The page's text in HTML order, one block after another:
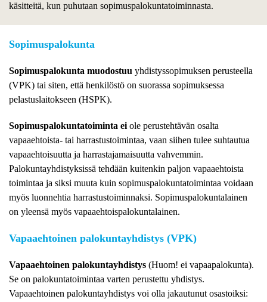
käsitteitä, kun puhutaan sopimuspalokuntatoiminnasta.
Sopimuspalokunta
Sopimuspalokunta muodostuu yhdistyssopimuksen perusteella
(VPK) tai siten, että henkilöstö on suorassa sopimuksessa
pelastuslaitokseen (HSPK).
Sopimuspalokuntatoiminta ei ole perustehtävän osalta
vapaaehtoista- tai harrastustoimintaa, vaan siihen tulee suhtautua
vapaaehtoisuutta ja harrastajamaisuutta vahvemmin.
Palokuntayhdistyksissä tehdään kuitenkin paljon vapaaehtoista
toimintaa ja siksi muuta kuin sopimuspalokuntatoimintaa voidaan
myös luonnehtia harrastustoiminnaksi. Sopimuspalokuntalainen
on yleensä myös vapaaehtoispalokuntalainen.
Vapaaehtoinen palokuntayhdistys (VPK)
Vapaaehtoinen palokuntayhdistys (Huom! ei vapaapalokunta).
Se on palokuntatoimintaa varten perustettu yhdistys.
Vapaaehtoinen palokuntayhdistys voi olla jakautunut osastoiksi: